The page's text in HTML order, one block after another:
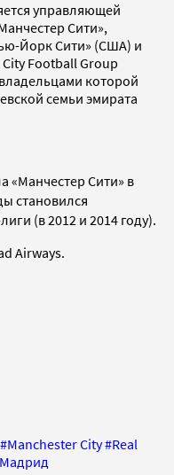
управляющей
Сити»,
Йорк Сити» (США) и
Football Group
которой
семьи эмирата
«Манчестер Сити» в
становился
(в 2012 и 2014 году).
Airways.
#Manchester City#Real